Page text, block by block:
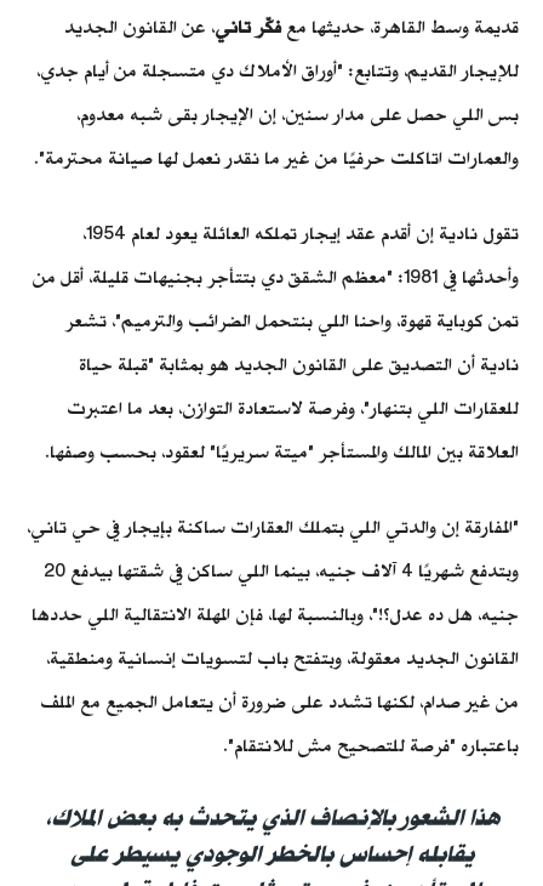
قديمة وسط القاهرة، حديثها معفكّر تاني، عن القانون الجديد
للإيجار القديم، وتتابع: "أوراق الأملاك دي متسجلة من أيام جدي،
بس اللي حصل على مدار سنين، إن الإيجار بقى شبه معدوم،
والعمارات اتاكلت حرفيًا من غير ما نقدر نعمل لها صيانة محترمة".
تقول نادية إن أقدم عقد إيجار تملكه العائلة يعود لعام 1954،
وأحدثها في 1981: "معظم الشقق دي بتتأجر بجنيهات قليلة، أقل من
تمن كوباية قهوة، واحنا اللي بنتحمل الضرائب والترميم"، تشعر
نادية أن التصديق على القانون الجديد هو بمثابة "قبلة حياة
للعقارات اللي بتنهار"، وفرصة لاستعادة التوازن، بعد ما اعتبرت
العلاقة بين المالك والمستأجر "ميتة سريريًا" لعقود، بحسب وصفها.
"المفارقة إن والدتي اللي بتملك العقارات ساكنة بإيجار في حي تاني،
وبتدفع شهريًا 4 آلاف جنيه، بينما اللي ساكن في شقتها بيدفع 20
جنيه، هل ده عدل؟!"، وبالنسبة لها، فإن المهلة الانتقالية اللي حددها
القانون الجديد معقولة، وبتفتح باب لتسويات إنسانية ومنطقية،
من غير صدام، لكنها تشدد على ضرورة أن يتعامل الجميع مع الملف
باعتباره "فرصة للتصحيح مش للانتقام".
هذا الشعور بالإنصاف الذي يتحدث به بعض الملاك،
يقابله إحساس بالخطر الوجودي يسيطر على